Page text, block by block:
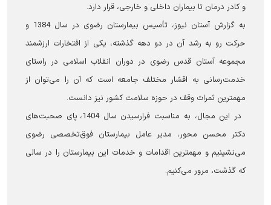
و کادر درمان تا بیماران داخلی و خارجی، قرار دارد.
به گزارش آستان نیوز، تأسیس بیمارستان رضوی در سال 1384 و
حرکت رو به رشد آن در دو دهه گذشته، یکی از افتخارات ارزشمند
مجموعه آستان قدس رضوی در دوران انقلاب اسلامی در راستای
خدمت‌رسانی به اقشار مختلف جامعه است که آن را می‌توان از
مهمترین ثمرات وقف در حوزه سلامت کشور نیز دانست.
در این مجال، به مناسبت فرارسیدن سال 1404، پای صحبت‌های
دکتر محسن محور، مدیر عامل بیمارستان فوق‌تخصصی رضوی
می‌نشینیم و مهمترین اقدامات و خدمات این بیمارستان را در سالی
که گذشت، مرور می‌کنیم.